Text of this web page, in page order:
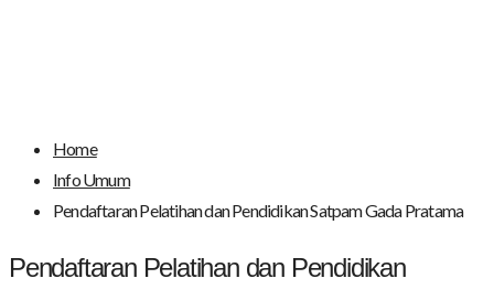
Home
Info Umum
Pendaftaran Pelatihan dan Pendidikan Satpam Gada Pratama
Pendaftaran Pelatihan dan Pendidikan